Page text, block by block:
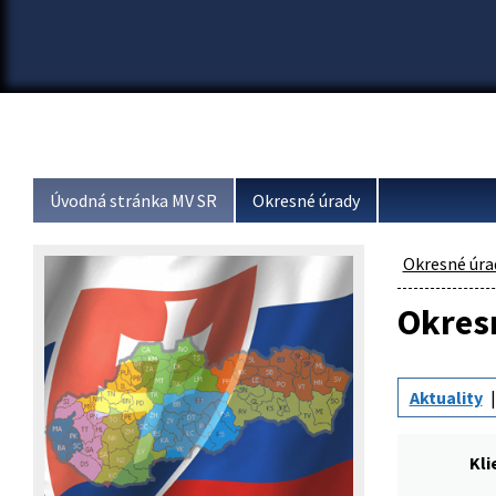
Úvodná stránka MV SR Okresné úrady
Okresné
Aktuality